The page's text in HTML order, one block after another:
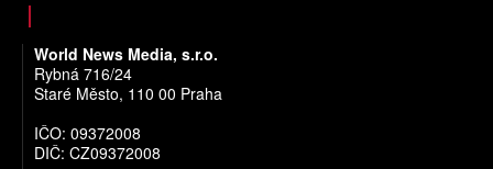
World News Media, s.r.o.
Rybná 716/24
Staré Město, 110 00 Praha
IČO: 09372008
DIČ: CZ09372008